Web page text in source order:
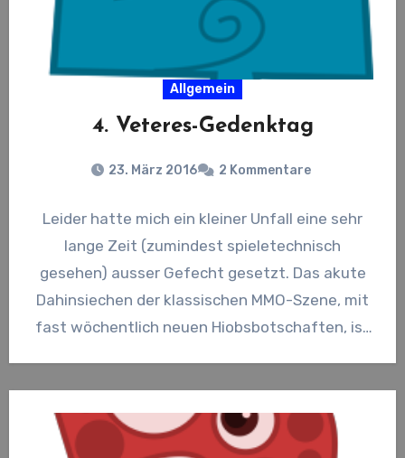
Allgemein
4. Veteres-Gedenktag
23. März 2016 2 Kommentare
Leider hatte mich ein kleiner Unfall eine sehr
lange Zeit (zumindest spieletechnisch
gesehen) ausser Gefecht gesetzt. Das akute
Dahinsiechen der klassischen MMO-Szene, mit
fast wöchentlich neuen Hiobsbotschaften, ist